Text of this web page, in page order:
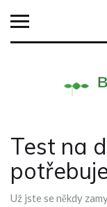
Test na
Už jste se někdy